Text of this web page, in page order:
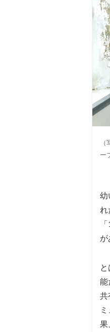
ー
幼
れ
が
能
共
果